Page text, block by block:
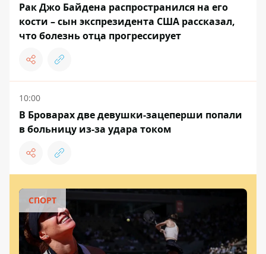
Рак Джо Байдена распространился на его
кости – сын экспрезидента США рассказал,
что болезнь отца прогрессирует
10:00
В Броварах две девушки-зацеперши попали
в больницу из-за удара током
СПОРТ